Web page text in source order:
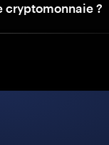
cryptomonnaie ?